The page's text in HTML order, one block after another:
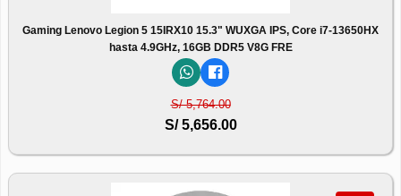
Gaming Lenovo Legion 5 15IRX10 15.3" WUXGA IPS, Core i7-13650HX
hasta 4.9GHz, 16GB DDR5 V8G FRE
S/ 5,764.00
S/ 5,656.00